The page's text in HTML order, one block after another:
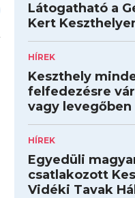
Látogatható a
Kert
HÍREK
Keszthely
felfedezésre
vagy levegőben
HÍREK
Egyedüli
csatlakozott
Vidéki Tavak